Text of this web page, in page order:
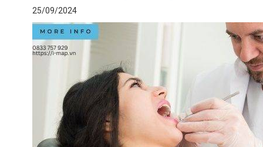
25/09/2024